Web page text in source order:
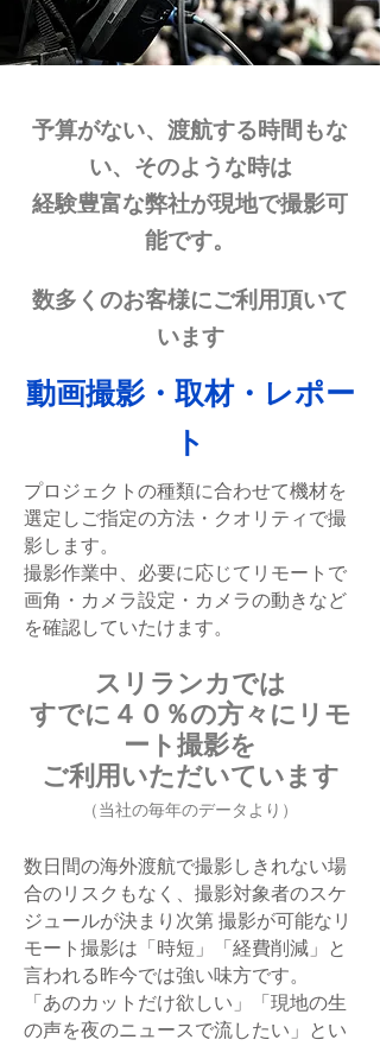
予算がない、渡航する時間もな
い、そのような時は
経験豊富な​弊社が現地で撮影可
能です。
数多くのお客様にご利用頂いて
います
動画撮影・取材・レポー
ト
プロジェクトの種類に合わせて機材を
選定しご指定の方法・クオリティで撮
影します。
撮影作業中、必要に応じてリモートで
画角・カメラ設定・カメラの動きなど
を確認していたけます。
スリランカでは
すでに４０％の方々にリモ
ート撮影を
ご利用いただいています
（当社の毎年のデータより）
数日間の海外渡航で撮影しきれない場
合のリスクもなく、撮影対象者のスケ
ジュールが決まり次第 撮影が可能なリ
モート撮影は「時短」「経費削減」と
言われる昨今では強い味方です。
「あのカットだけ欲しい」「現地の生
の声を夜のニュースで流したい」とい